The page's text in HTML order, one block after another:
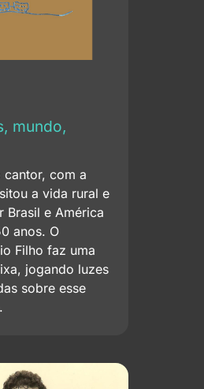
mundo,
cantor, com a
a vida rural e
Brasil e América
anos. O
Filho faz uma
jogando luzes
sobre esse